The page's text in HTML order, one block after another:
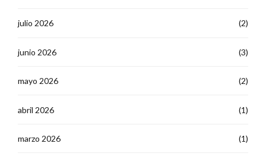
julio 2026 (2)
junio 2026 (3)
mayo 2026 (2)
abril 2026 (1)
marzo 2026 (1)